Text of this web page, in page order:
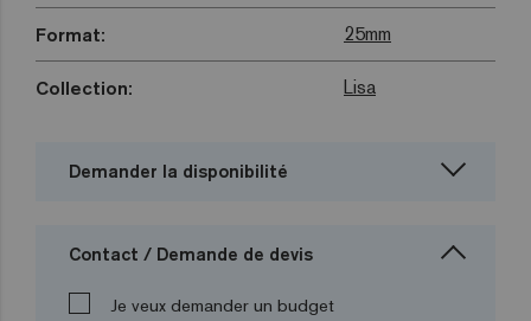
Format: 25mm
Collection: Lisa
Demander la disponibilité
Contact / Demande de devis
Je veux demander un budget